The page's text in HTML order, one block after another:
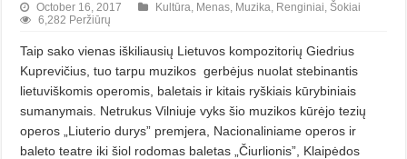
October 16, 2017 Kultūra Menas Muzika Renginiai Šokiai
6,282 Peržiūrų
Taip sako vienas iškiliausių Lietuvos kompozitorių Giedrius
Kuprevičius, tuo tarpu muzikos gerbėjus nuolat stebinantis
lietuviškomis operomis, baletais ir kitais ryškiais kūrybiniais
sumanymais. Netrukus Vilniuje vyks šio muzikos kūrėjo tezių
operos „Liuterio durys” premjera, Nacionaliniame operos ir
baleto teatre iki šiol rodomas baletas „Čiurlionis”, Klaipėdos